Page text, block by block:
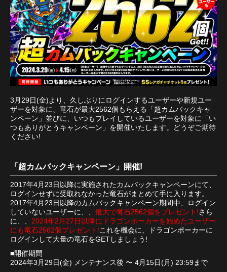
3月29日(金)より、久しぶりにログインするユーザーや新規ユー
ザーを対象に、竜石が最大2562個もらえる「超カムバックキャ
ンペーン」並びに、いつもプレイしているユーザーを対象に「い
つもありがとうキャンペーン」を開催いたします。どうぞご期待
ください!
「超カムバックキャンペーン」開催!
2017年4月23日以降に実施されたカムバックキャンペーンにて、
ログインせずに受取れなかった竜石がまとめて手に入ります。
2017年4月23日以降のカムバックキャンペーン期間中、ログイン
していないユーザーに、、 最大で竜石2562個をプレゼント!さら
に、、 2024年2月27日以降にドラゴンポーカーを始めたユーザー
にも竜石2562個プレゼント!これを機会に、ドラゴンポーカーに
ログインして大量の竜石をGETしましょう!
■開催期間
2024年3月29日(金) メンテナンス後 〜 4月15日(月) 23:59まで